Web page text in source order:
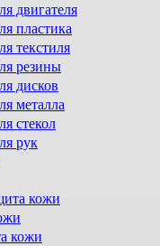
двигателя
пластика
текстиля
резины
дисков
металла
стекол
рук
кожи
кожи